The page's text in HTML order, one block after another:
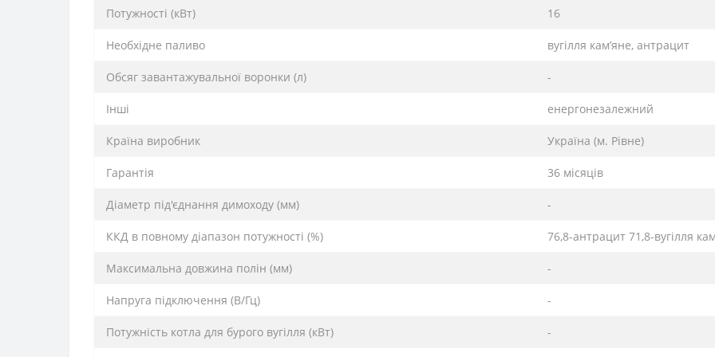
Потужності (кВт) 16
Необхідне паливо вугілля кам’яне, антрацит
Обсяг завантажувальної воронки (л) -
Інші енергонезалежний
Країна виробник Україна (м. Рівне)
Гарантія 36 місяців
Діаметр під'єднання димоходу (мм) -
ККД в повному діапазон потужності (%) 76,8-антрацит 71,8-вугілля
Максимальна довжина полін (мм) -
Напруга підключення (В/Гц) -
Потужність котла для бурого вугілля (кВт) -